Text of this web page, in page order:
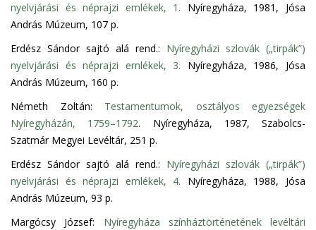
nyelvjárási és néprajzi emlékek, 1. Nyíregyháza, 1981, Jósa
András Múzeum, 107 p.
Erdész Sándor sajtó alá rend.: Nyíregyházi szlovák („tirpák”)
nyelvjárási és néprajzi emlékek, 3. Nyíregyháza, 1986, Jósa
András Múzeum, 160 p.
Németh Zoltán: Testamentumok, osztályos egyezségek
Nyíregyházán, 1759–1792. Nyíregyháza, 1987, Szabolcs-
Szatmár Megyei Levéltár, 251 p.
Erdész Sándor sajtó alá rend.: Nyíregyházi szlovák („tirpák”)
nyelvjárási és néprajzi emlékek, 4. Nyíregyháza, 1988, Jósa
András Múzeum, 93 p.
Margócsy József: Nyíregyháza színháztörténetének levéltári